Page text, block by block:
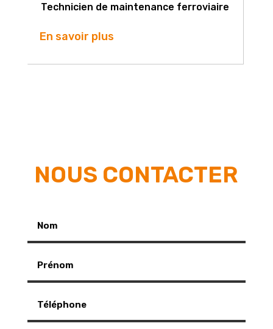
Technicien de maintenance ferroviaire
En savoir plus
NOUS CONTACTER